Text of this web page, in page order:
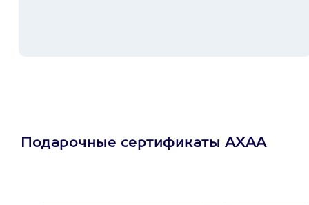
Подарочные сертификаты АХАА